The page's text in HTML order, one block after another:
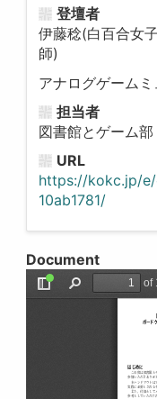
登壇者
伊藤稔(白百合女
師)
アナログゲーム
担当者
図書館とゲーム部
URL
https://kokc.jp/
10ab1781/
Document